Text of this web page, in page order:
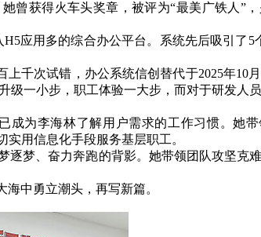
获得火车头奖章，被评为“最美广铁人”
应用多的综合办公平台。系统先后吸引了5
千次试错，办公系统信创替代于2025年10
级一小步，职工体验一大步，而对于研发人
为李海林了解用户需求的工作习惯。她带
用信息化手段服务基层职工。
梦、奋力奔跑的背影。她带领团队攻坚克
中勇立潮头，再写新篇。